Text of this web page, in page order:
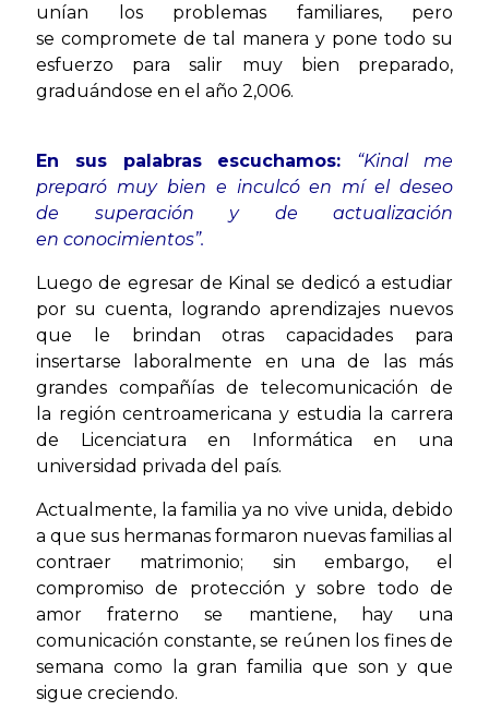
unían los problemas familiares, pero
se compromete de tal manera y pone todo su
esfuerzo para salir muy bien preparado,
graduándose en el año 2,006.
En sus palabras escuchamos:
“Kinal me
preparó muy bien e inculcó en mí el deseo
de superación y de actualización
en conocimientos”.
Luego de egresar de Kinal se dedicó a estudiar
por su cuenta, logrando aprendizajes nuevos
que le brindan otras capacidades para
insertarse laboralmente en una de las más
grandes compañías de telecomunicación de
la región centroamericana y estudia la carrera
de Licenciatura en Informática en una
universidad privada del país.
Actualmente, la familia ya no vive unida, debido
a que sus hermanas formaron nuevas familias al
contraer matrimonio; sin embargo, el
compromiso de protección y sobre todo de
amor fraterno se mantiene, hay una
comunicación constante, se reúnen los fines de
semana como la gran familia que son y que
sigue creciendo.